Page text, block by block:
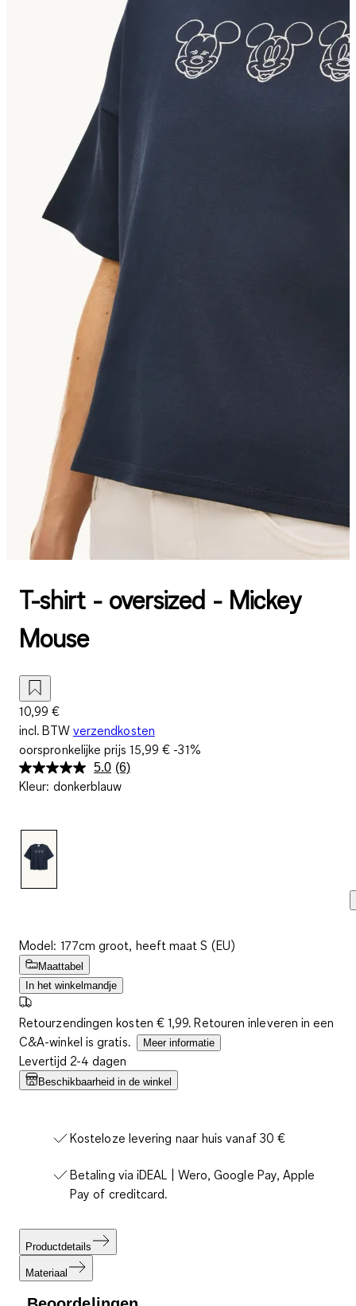
T-shirt - oversized - Mickey
Mouse
10,99 €
incl. BTW verzendkosten
oorspronkelijke prijs 15,99 € -31%
5.0 Lees
6
(6)
Kleur: donkerblauw
Model: 177cm groot, heeft maat S (EU)
Maattabel
In het winkelmandje
Retourzendingen kosten € 1,99. Retouren inleveren in een
C&A-winkel is gratis.
Meer informatie
Levertijd 2-4 dagen
Beschikbaarheid in de winkel
Kosteloze levering naar huis vanaf 30 €
Betaling via iDEAL | Wero, Google Pay, Apple
Pay of creditcard.
Productdetails
Materiaal